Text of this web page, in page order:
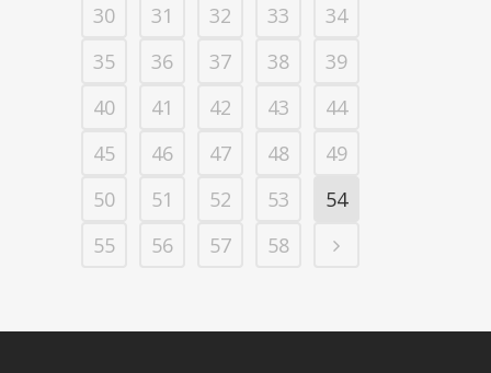
30
31 32 33
34
35
36 37 38
39
40
41 42 43
44
45
46 47 48
49
50
51 52 53
54
55
56 57 58